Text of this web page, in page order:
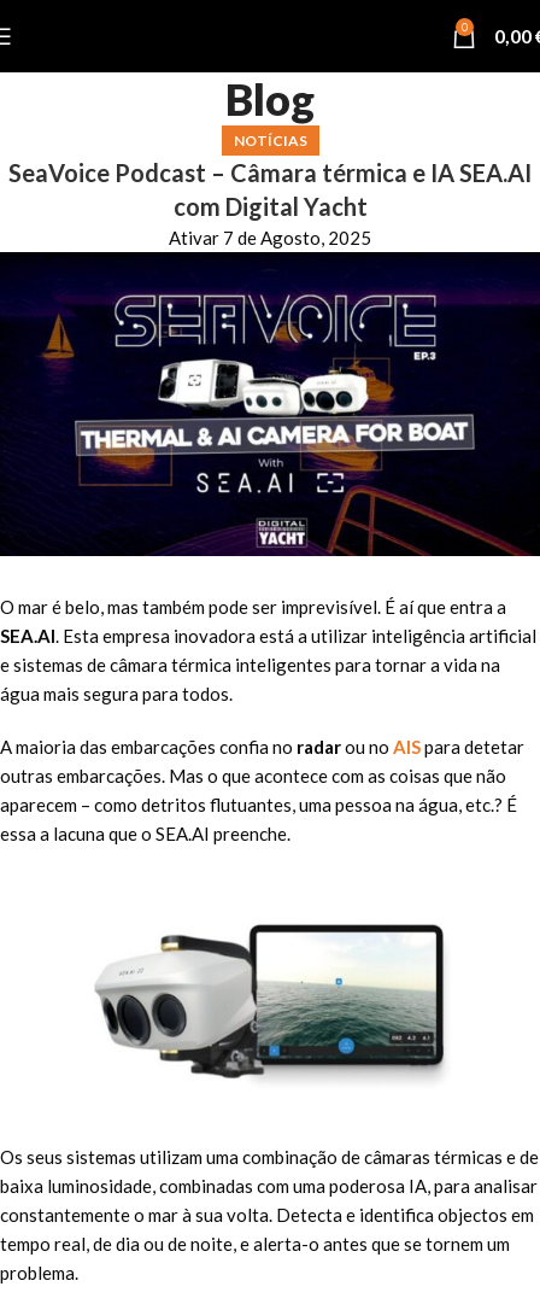
0 0,00
Blog
NOTÍCIAS
SeaVoice Podcast – Câmara térmica e IA SEA.AI
com Digital Yacht
Ativar 7 de Agosto, 2025
O mar é belo, mas também pode ser imprevisível. É aí que entra a
SEA.AI. Esta empresa inovadora está a utilizar inteligência artificial
e sistemas de câmara térmica inteligentes para tornar a vida na
água mais segura para todos.
A maioria das embarcações confia no radarou no AISpara detetar
outras embarcações. Mas o que acontece com as coisas que não
aparecem – como detritos flutuantes, uma pessoa na água, etc.? É
essa a lacuna que o SEA.AI preenche.
Os seus sistemas utilizam uma combinação de câmaras térmicas e de
baixa luminosidade, combinadas com uma poderosa IA, para analisar
constantemente o mar à sua volta. Detecta e identifica objectos em
tempo real, de dia ou de noite, e alerta-o antes que se tornem um
problema.